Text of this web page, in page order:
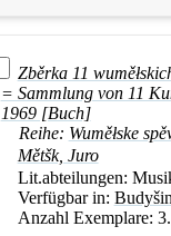
Zběrka 11
= Sammlung von 11
1969 [Buch]
Reihe: Wuměłske
Mětšk, Juro
Lit.abteilungen:
Verfügbar in: Budyšin
Anzahl Exemplare: 3.